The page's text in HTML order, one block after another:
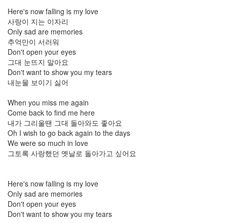
Here's now falling is my love
사랑이 지는 이자리
Only sad are memories
추억만이 서러워
Don't open your eyes
그대 눈뜨지 말아요
Don't want to show you my tears
내눈물 보이기 싫어
When you miss me again
Come back to find me here
내가 그리울땐 그대 돌아와도 좋아요
Oh I wish to go back again to the days
We were so much in love
그토록 사랑했던 옛날로 돌아가고 싶어요
Here's now falling is my love
Only sad are memories
Don't open your eyes
Don't want to show you my tears
2010
년
7
월
3
2010
년
8
0
2010
년
9
월
4
10
월
3
2010